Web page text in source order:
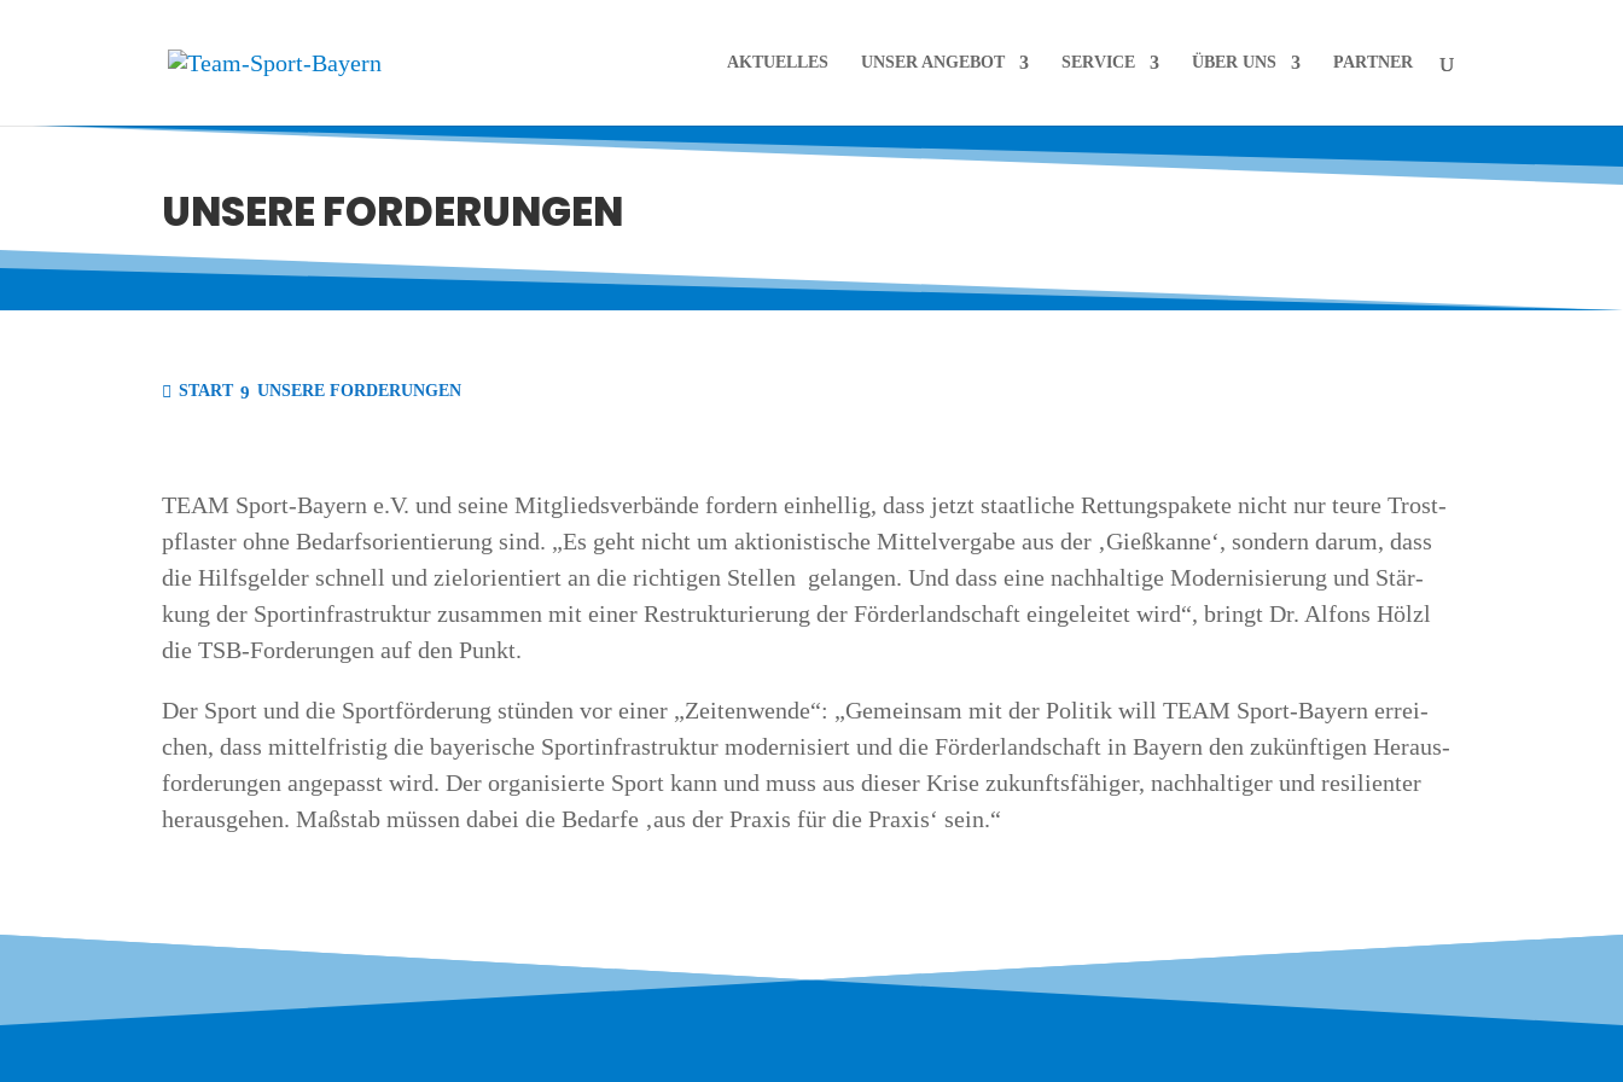
AKTU­EL­LES UNSER ANGE­BOT SER­VICE ÜBER UNS PART­NER
UNSE­RE FORDERUNGEN
START UNSE­RE FORDERUNGEN
TEAM Sport-Bay­ern e.V. und sei­ne Mit­glieds­ver­bän­de for­dern ein­hel­lig, dass jetzt staat­li­che Ret­tungs­pa­ke­te nicht nur teu­re Trost­
pflas­ter ohne Bedarfs­ori­en­tie­rung sind. „Es geht nicht um aktio­nis­ti­sche Mit­tel­ver­ga­be aus der ‚Gieß­kan­ne‘, son­dern dar­um, dass
die Hilfs­gel­der schnell und ziel­ori­en­tiert an die rich­ti­gen Stel­len gelan­gen. Und dass eine nach­hal­ti­ge Moder­ni­sie­rung und Stär­
kung der Sport­in­fra­struk­tur zusam­men mit einer Restruk­tu­rie­rung der För­der­land­schaft ein­ge­lei­tet wird“, bringt Dr. Alfons Hölzl
die TSB-For­de­run­gen auf den Punkt.
Der Sport und die Sport­för­de­rung stün­den vor einer „Zei­ten­wen­de“: „Gemein­sam mit der Poli­tik will TEAM Sport-Bay­ern errei­
chen, dass mit­tel­fris­tig die baye­ri­sche Sport­in­fra­struk­tur moder­ni­siert und die För­der­land­schaft in Bay­ern den zukünf­ti­gen Her­aus­
for­de­run­gen ange­passt wird. Der orga­ni­sier­te Sport kann und muss aus die­ser Kri­se zukunfts­fä­hi­ger, nach­hal­ti­ger und resi­li­en­ter
her­aus­ge­hen. Maß­stab müs­sen dabei die Bedar­fe ‚aus der Pra­xis für die Pra­xis‘ sein.“